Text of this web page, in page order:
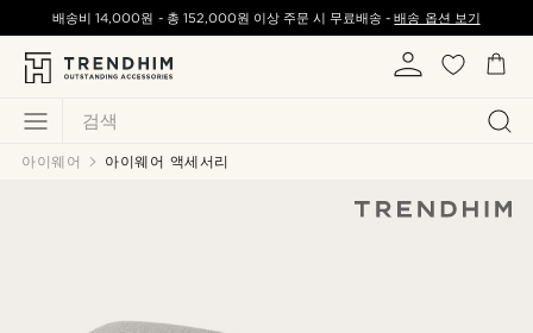
검색
배송비14,000원 - 총 152,000원 이상 주문 시 무료배송 -배송 옵션 보기
아이웨어 아이웨어 액세서리